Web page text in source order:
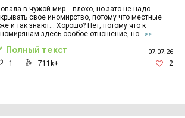
в чужой мир -- плохо, но зато не надо
свое иномирство, потому что местные
и так знают... Хорошо? Нет, потому что к
здесь особое отношение, но...
>>
Полный текст 07.07.26
1 711k+ 2